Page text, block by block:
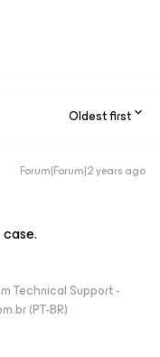
Oldest first
Forum|Forum|2 years ago
Technical Support -
(PT-BR)